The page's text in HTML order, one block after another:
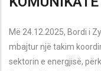
Më 24.12.2025, Bordi i
mbajtur një takim
sektorin e energjisë,